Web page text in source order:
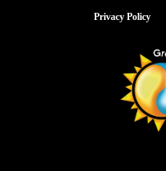
Privacy Policy